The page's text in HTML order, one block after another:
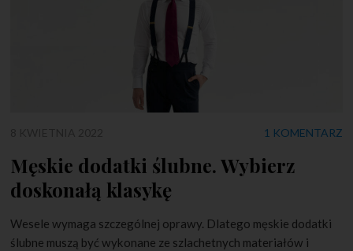
1 KOMENTARZ
Męskie dodatki ślubne. Wybierz
doskonałą klasykę
Wesele wymaga szczególnej oprawy. Dlatego męskie dodatki
ślubne muszą być wykonane ze szlachetnych materiałów i